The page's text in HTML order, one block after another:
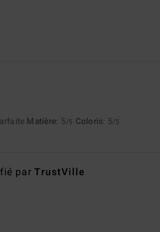
Matière: 5/5 Coloris: 5/5
parTrustVille